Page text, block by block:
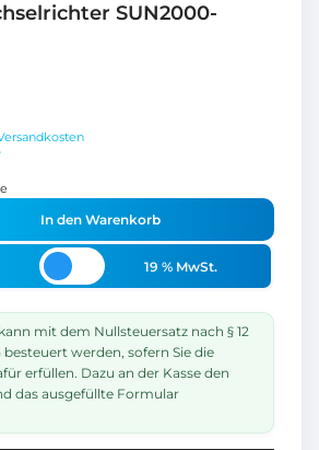
SUN2000-
In den Warenkorb
19 % MwSt.
mit dem Nullsteuersatz nach § 12
besteuert werden, sofern Sie die
erfüllen. Dazu an der Kasse den
das ausgefüllte Formular